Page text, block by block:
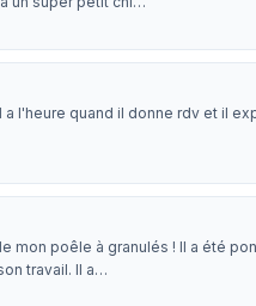
l'heure quand il donne rdv et il
mon poêle à granulés ! Il a été
travail. Il a…